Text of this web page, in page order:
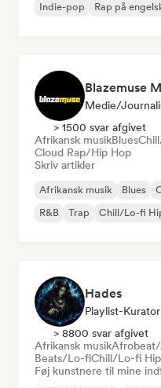
Indie-pop
Rap på
Blazemuse
Medie/
> 1500 svar afgivet
Afrikansk musikBlues
Cloud Rap/Hip Hop
Skriv artikler
Afrikansk musik Blues
R&B
Trap Chill/Lo-fi
Hades
Playlist-Kurator
> 8800 svar afgivet
Afrikansk musik
Beats/Lo-fiChill/Lo-fi
Føj kunstnere til mine